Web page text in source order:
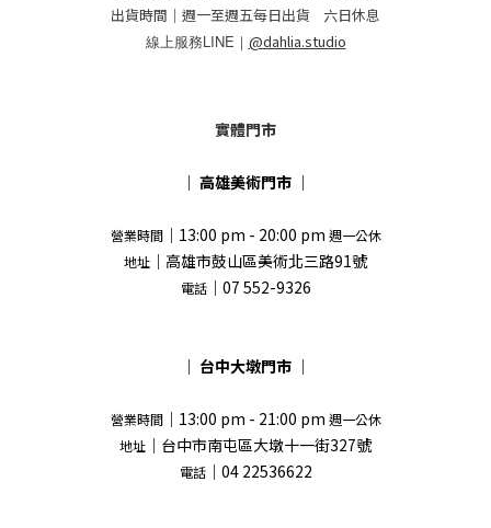
出貨時間｜週一至週五每日出貨 六日休息
線上服務LINE｜ @dahlia.studio
實體門市
｜ 高雄美術門市 ｜
營業時間｜13:00 pm - 20:00 pm 週一公休
地址 ｜高雄市鼓山區美術北三路91號
電話｜07 552-9326
｜ 台中大墩門市 ｜
營業時間｜13:00 pm - 21:00 pm 週一公休
地址 ｜台中市南屯區大墩十一街327號
電話｜04 22536622